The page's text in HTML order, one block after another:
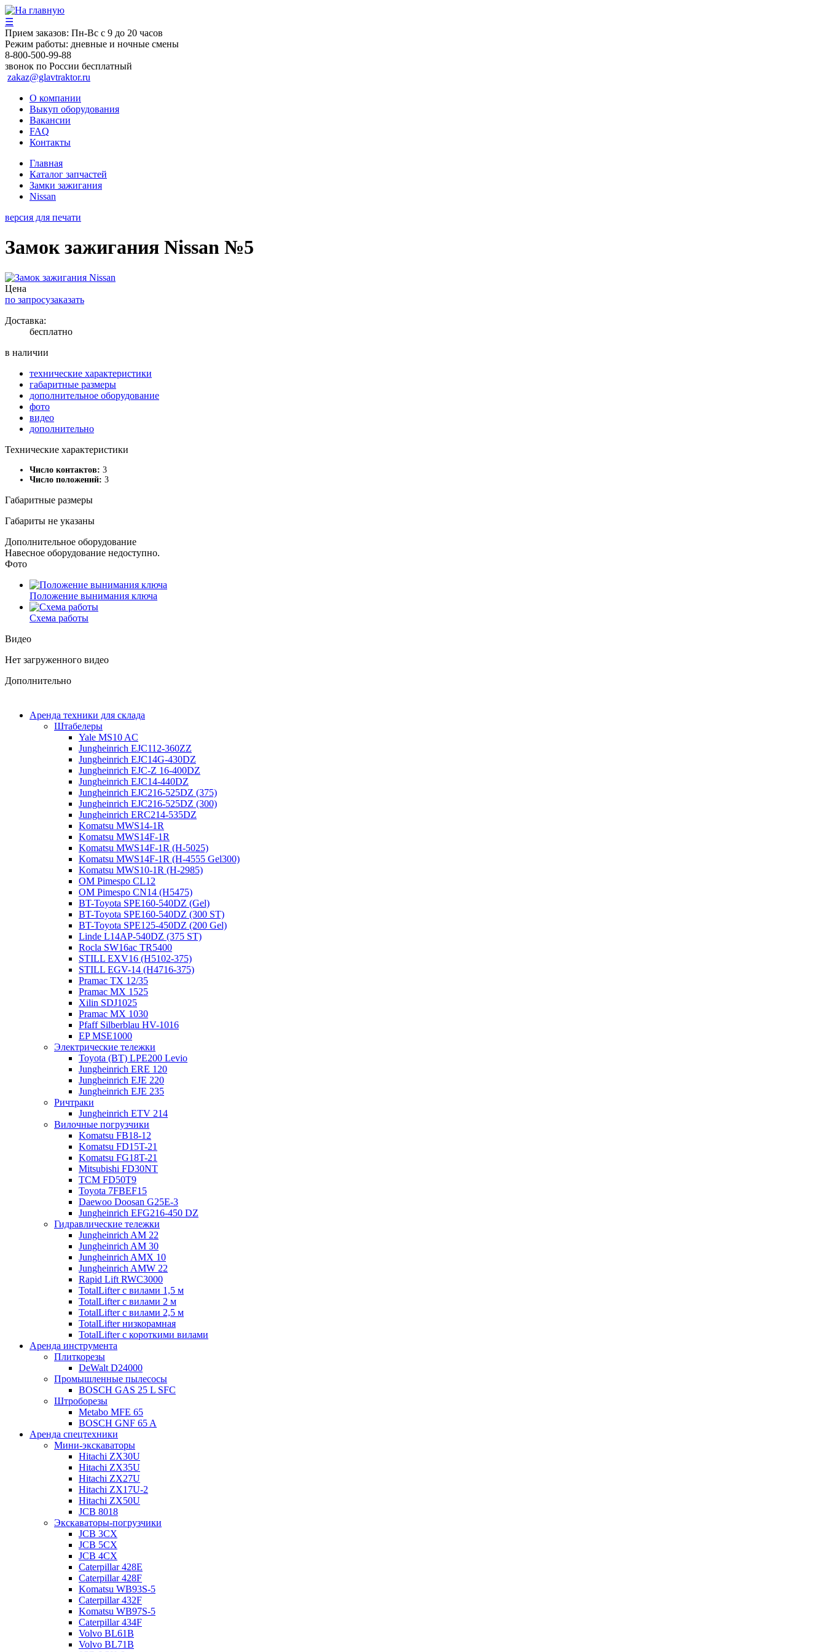
☰
Прием заказов: Пн-Вс с 9 до 20 часов
Режим работы: дневные и ночные смены
8-800-500-99-88
звонок по России бесплатный
zakaz@glavtraktor.ru
О компании
Выкуп оборудования
Вакансии
FAQ
Контакты
Главная
Каталог запчастей
Замки зажигания
Nissan
версия для печати
Замок зажигания Nissan №5
Цена
по запросузаказать
Доставка:
бесплатно
в наличии
технические характеристики
габаритные размеры
дополнительное оборудование
фото
видео
дополнительно
Технические характеристики
Число контактов: 3
Число положений: 3
Габаритные размеры
Габариты не указаны
Дополнительное оборудование
Навесное оборудование недоступно.
Фото
Положение вынимания ключа
Схема работы
Видео
Нет загруженного видео
Дополнительно
Аренда техники для склада
Штабелеры
Yale MS10 AC
Jungheinrich EJC112-360ZZ
Jungheinrich EJC14G-430DZ
Jungheinrich EJC-Z 16-400DZ
Jungheinrich EJC14-440DZ
Jungheinrich EJC216-525DZ (375)
Jungheinrich EJC216-525DZ (300)
Jungheinrich ERC214-535DZ
Komatsu MWS14-1R
Komatsu MWS14F-1R
Komatsu MWS14F-1R (H-5025)
Komatsu MWS14F-1R (H-4555 Gel300)
Komatsu MWS10-1R (Н-2985)
OM Pimespo CL12
OM Pimespo CN14 (Н5475)
BT-Toyota SPE160-540DZ (Gel)
BT-Toyota SPE160-540DZ (300 ST)
BT-Toyota SPE125-450DZ (200 Gel)
Linde L14AP-540DZ (375 ST)
Rocla SW16ac TR5400
STILL EXV16 (H5102-375)
STILL EGV-14 (H4716-375)
Pramac TX 12/35
Pramac MX 1525
Xilin SDJ1025
Pramac MX 1030
Pfaff Silberblau HV-1016
EP MSE1000
Электрические тележки
Toyota (BT) LPE200 Levio
Jungheinrich ERE 120
Jungheinrich EJE 220
Jungheinrich EJE 235
Ричтраки
Jungheinrich ETV 214
Вилочные погрузчики
Komatsu FB18-12
Komatsu FD15T-21
Komatsu FG18T-21
Mitsubishi FD30NT
TCM FD50T9
Toyota 7FBEF15
Daewoo Doosan G25E-3
Jungheinrich EFG216-450 DZ
Гидравлические тележки
Jungheinrich AM 22
Jungheinrich AM 30
Jungheinrich AMX 10
Jungheinrich AMW 22
Rapid Lift RWC3000
TotalLifter с вилами 1,5 м
TotalLifter с вилами 2 м
TotalLifter с вилами 2,5 м
TotalLifter низкорамная
TotalLifter с короткими вилами
Аренда инструмента
Плиткорезы
DeWalt D24000
Промышленные пылесосы
BOSCH GAS 25 L SFC
Штроборезы
Metabo MFE 65
BOSCH GNF 65 A
Аренда спецтехники
Мини-экскаваторы
Hitachi ZX30U
Hitachi ZX35U
Hitachi ZX27U
Hitachi ZX17U-2
Hitachi ZX50U
JCB 8018
Экскаваторы-погрузчики
JCB 3CX
JCB 5CX
JCB 4CX
Caterpillar 428E
Caterpillar 428F
Komatsu WB93S-5
Caterpillar 432F
Komatsu WB97S-5
Caterpillar 434F
Volvo BL61B
Volvo BL71B